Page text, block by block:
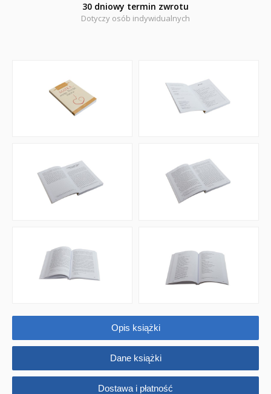
30 dniowy termin zwrotu
Dotyczy osób indywidualnych
Opis książki
Dane książki
Dostawa i płatność